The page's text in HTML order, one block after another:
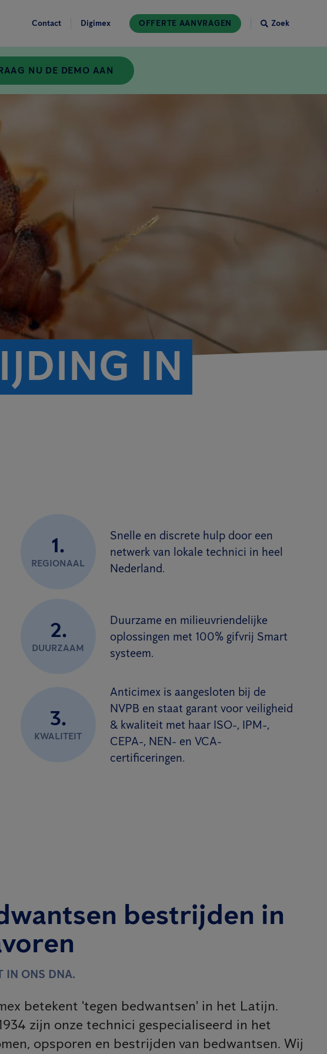
Contact Digimex OFFERTE AANVRAGEN Zoek
NU DE DEMO AAN
IN
1.
REGIONAAL
Snelle en discrete hulp door een
netwerk van lokale technici in heel
Nederland.
2.
DUURZAAM
Duurzame en milieuvriendelijke
oplossingen met 100% gifvrij Smart
systeem.
3.
KWALITEIT
Anticimex is aangesloten bij de
NVPB en staat garant voor veiligheid
& kwaliteit met haar ISO-, IPM-,
CEPA-, NEN- en VCA-
certificeringen.
bestrijden in
IN ONS DNA.
betekent 'tegen bedwantsen' in het Latijn.
zijn onze technici gespecialiseerd in het
opsporen en bestrijden van bedwantsen. Wij